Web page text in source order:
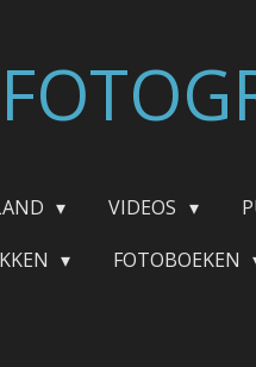
VIDEOS
FOTOBOEKEN